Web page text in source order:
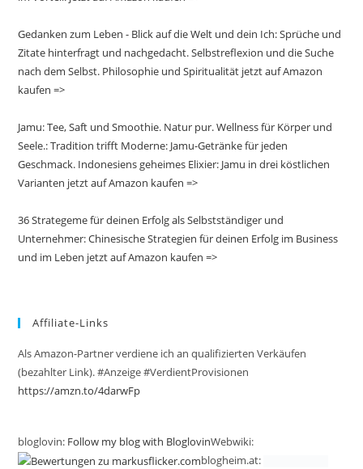
Gedanken zum Leben - Blick auf die Welt und dein Ich: Sprüche und
Zitate hinterfragt und nachgedacht. Selbstreflexion und die Suche
nach dem Selbst. Philosophie und Spiritualität jetzt auf Amazon
kaufen =>
Jamu: Tee, Saft und Smoothie. Natur pur. Wellness für Körper und
Seele.: Tradition trifft Moderne: Jamu-Getränke für jeden
Geschmack. Indonesiens geheimes Elixier: Jamu in drei köstlichen
Varianten jetzt auf Amazon kaufen =>
36 Strategeme für deinen Erfolg als Selbstständiger und
Unternehmer: Chinesische Strategien für deinen Erfolg im Business
und im Leben jetzt auf Amazon kaufen =>
Affiliate-Links
Als Amazon-Partner verdiene ich an qualifizierten Verkäufen
(bezahlter Link). #Anzeige #VerdientProvisionen
https://amzn.to/4darwFp
bloglovin: Follow my blog with BloglovinWebwiki:
blogheim.at: